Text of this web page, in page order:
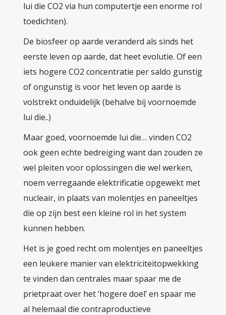
lui die CO2 via hun computertje een enorme rol
toedichten).
De biosfeer op aarde veranderd als sinds het
eerste leven op aarde, dat heet evolutie. Of een
iets hogere CO2 concentratie per saldo gunstig
of ongunstig is voor het leven op aarde is
volstrekt onduidelijk (behalve bij voornoemde
lui die..)
Maar goed, voornoemde lui die… vinden CO2
ook geen echte bedreiging want dan zouden ze
wel pleiten voor oplossingen die wel werken,
noem verregaande elektrificatie opgewekt met
nucleair, in plaats van molentjes en paneeltjes
die op zijn best een kleine rol in het system
kunnen hebben.
Het is je goed recht om molentjes en paneeltjes
een leukere manier van elektriciteitopwekking
te vinden dan centrales maar spaar me de
prietpraat over het ‘hogere doel’ en spaar me
al helemaal die contraproductieve